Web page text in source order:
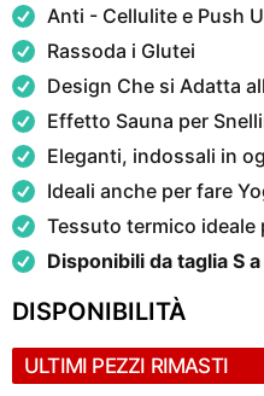
Anti - Cellulite e Push
Rassoda i Glutei
Design Che si Adatta
Effetto Sauna per
Eleganti, indossali in
Ideali anche per fare
Tessuto termico
Disponibili da taglia S
DISPONIBILITÀ
ULTIMI PEZZI RIMASTI